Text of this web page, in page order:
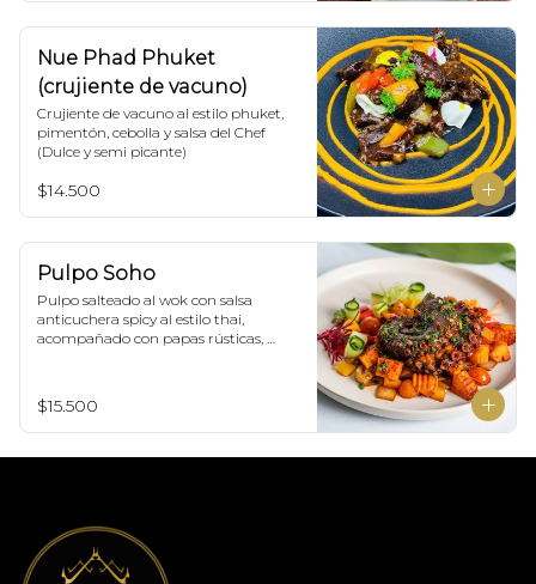
Nue Phad Phuket
(crujiente de vacuno)
Crujiente de vacuno al estilo phuket,
pimentón, cebolla y salsa del Chef
(Dulce y semi picante)
$14.500
Pulpo Soho
Pulpo salteado al wok con salsa
anticuchera spicy al estilo thai,
acompañado con papas rústicas,
$15.500